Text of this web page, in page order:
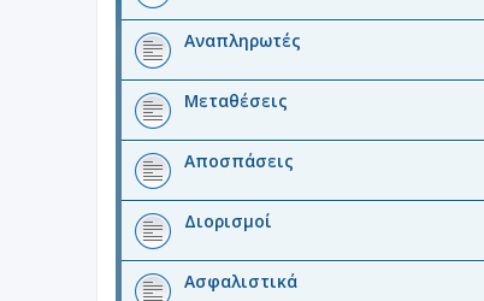
Αναπληρωτές
Μεταθέσεις
Αποσπάσεις
Διορισμοί
Ασφαλιστικά